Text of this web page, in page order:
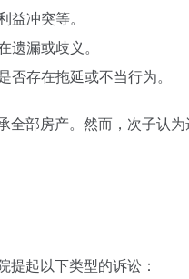
冲突等。
漏或歧义。
存在拖延或不当行为。
部房产。然而，次子认
起以下类型的诉讼：